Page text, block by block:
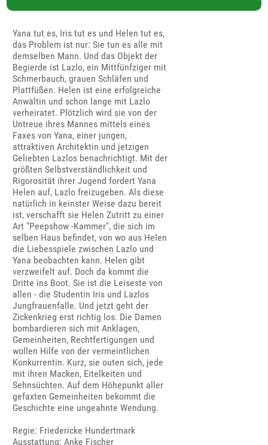
Yana tut es, Iris tut es und Helen tut es,
das Problem ist nur: Sie tun es alle mit
demselben Mann. Und das Objekt der
Begierde ist Lazlo, ein Mittfünfziger mit
Schmerbauch, grauen Schläfen und
Plattfüßen. Helen ist eine erfolgreiche
Anwältin und schon lange mit Lazlo
verheiratet. Plötzlich wird sie von der
Untreue ihres Mannes mittels eines
Faxes von Yana, einer jungen,
attraktiven Architektin und jetzigen
Geliebten Lazlos benachrichtigt. Mit der
größten Selbstverständlichkeit und
Rigorosität ihrer Jugend fordert Yana
Helen auf, Lazlo freizugeben. Als diese
natürlich in keinster Weise dazu bereit
ist, verschafft sie Helen Zutritt zu einer
Art "Peepshow -Kammer", die sich im
selben Haus befindet, von wo aus Helen
die Liebesspiele zwischen Lazlo und
Yana beobachten kann. Helen gibt
verzweifelt auf. Doch da kommt die
Dritte ins Boot. Sie ist die Leiseste von
allen - die Studentin Iris und Lazlos
Jungfrauenfalle. Und jetzt geht der
Zickenkrieg erst richtig los. Die Damen
bombardieren sich mit Anklagen,
Gemeinheiten, Rechtfertigungen und
wollen Hilfe von der vermeintlichen
Konkurrentin. Kurz, sie outen sich, jede
mit ihren Macken, Eitelkeiten und
Sehnsüchten. Auf dem Höhepunkt aller
gefaxten Gemeinheiten bekommt die
Geschichte eine ungeahnte Wendung.
Regie: Friedericke Hundertmark
Ausstattung: Anke Fischer